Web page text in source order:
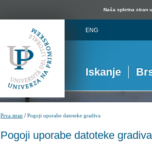
Naša spletna stran
ENG
Iskanje
Prva stran /Pogoji uporabe datoteke gradiva
Pogoji uporabe datoteke gradiva